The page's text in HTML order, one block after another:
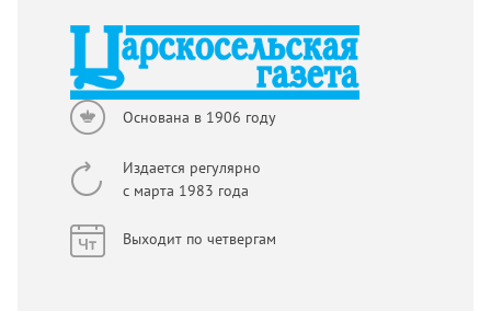
Основана в 1906 году
Издается регулярно
с марта 1983 года
Выходит по четвергам